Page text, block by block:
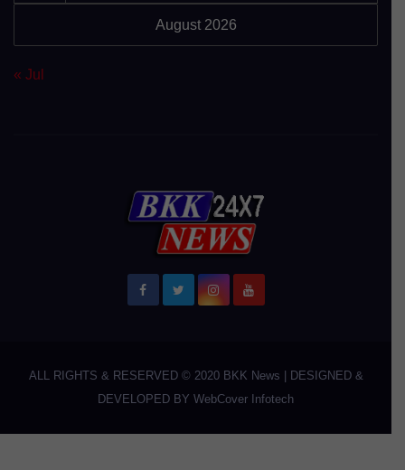
August 2026
« Jul
ALL RIGHTS & RESERVED © 2020 BKK News | DESIGNED &
DEVELOPED BY WebCover Infotech